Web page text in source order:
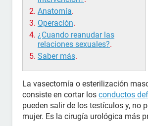
Anatomía.
Operación.
¿Cuando reanudar las
relaciones sexuales?.
Saber más.
La vasectomía o esterilización
consiste en cortar los conductos
pueden salir de los testículos y, no
mujer. Es la cirugía urológica más